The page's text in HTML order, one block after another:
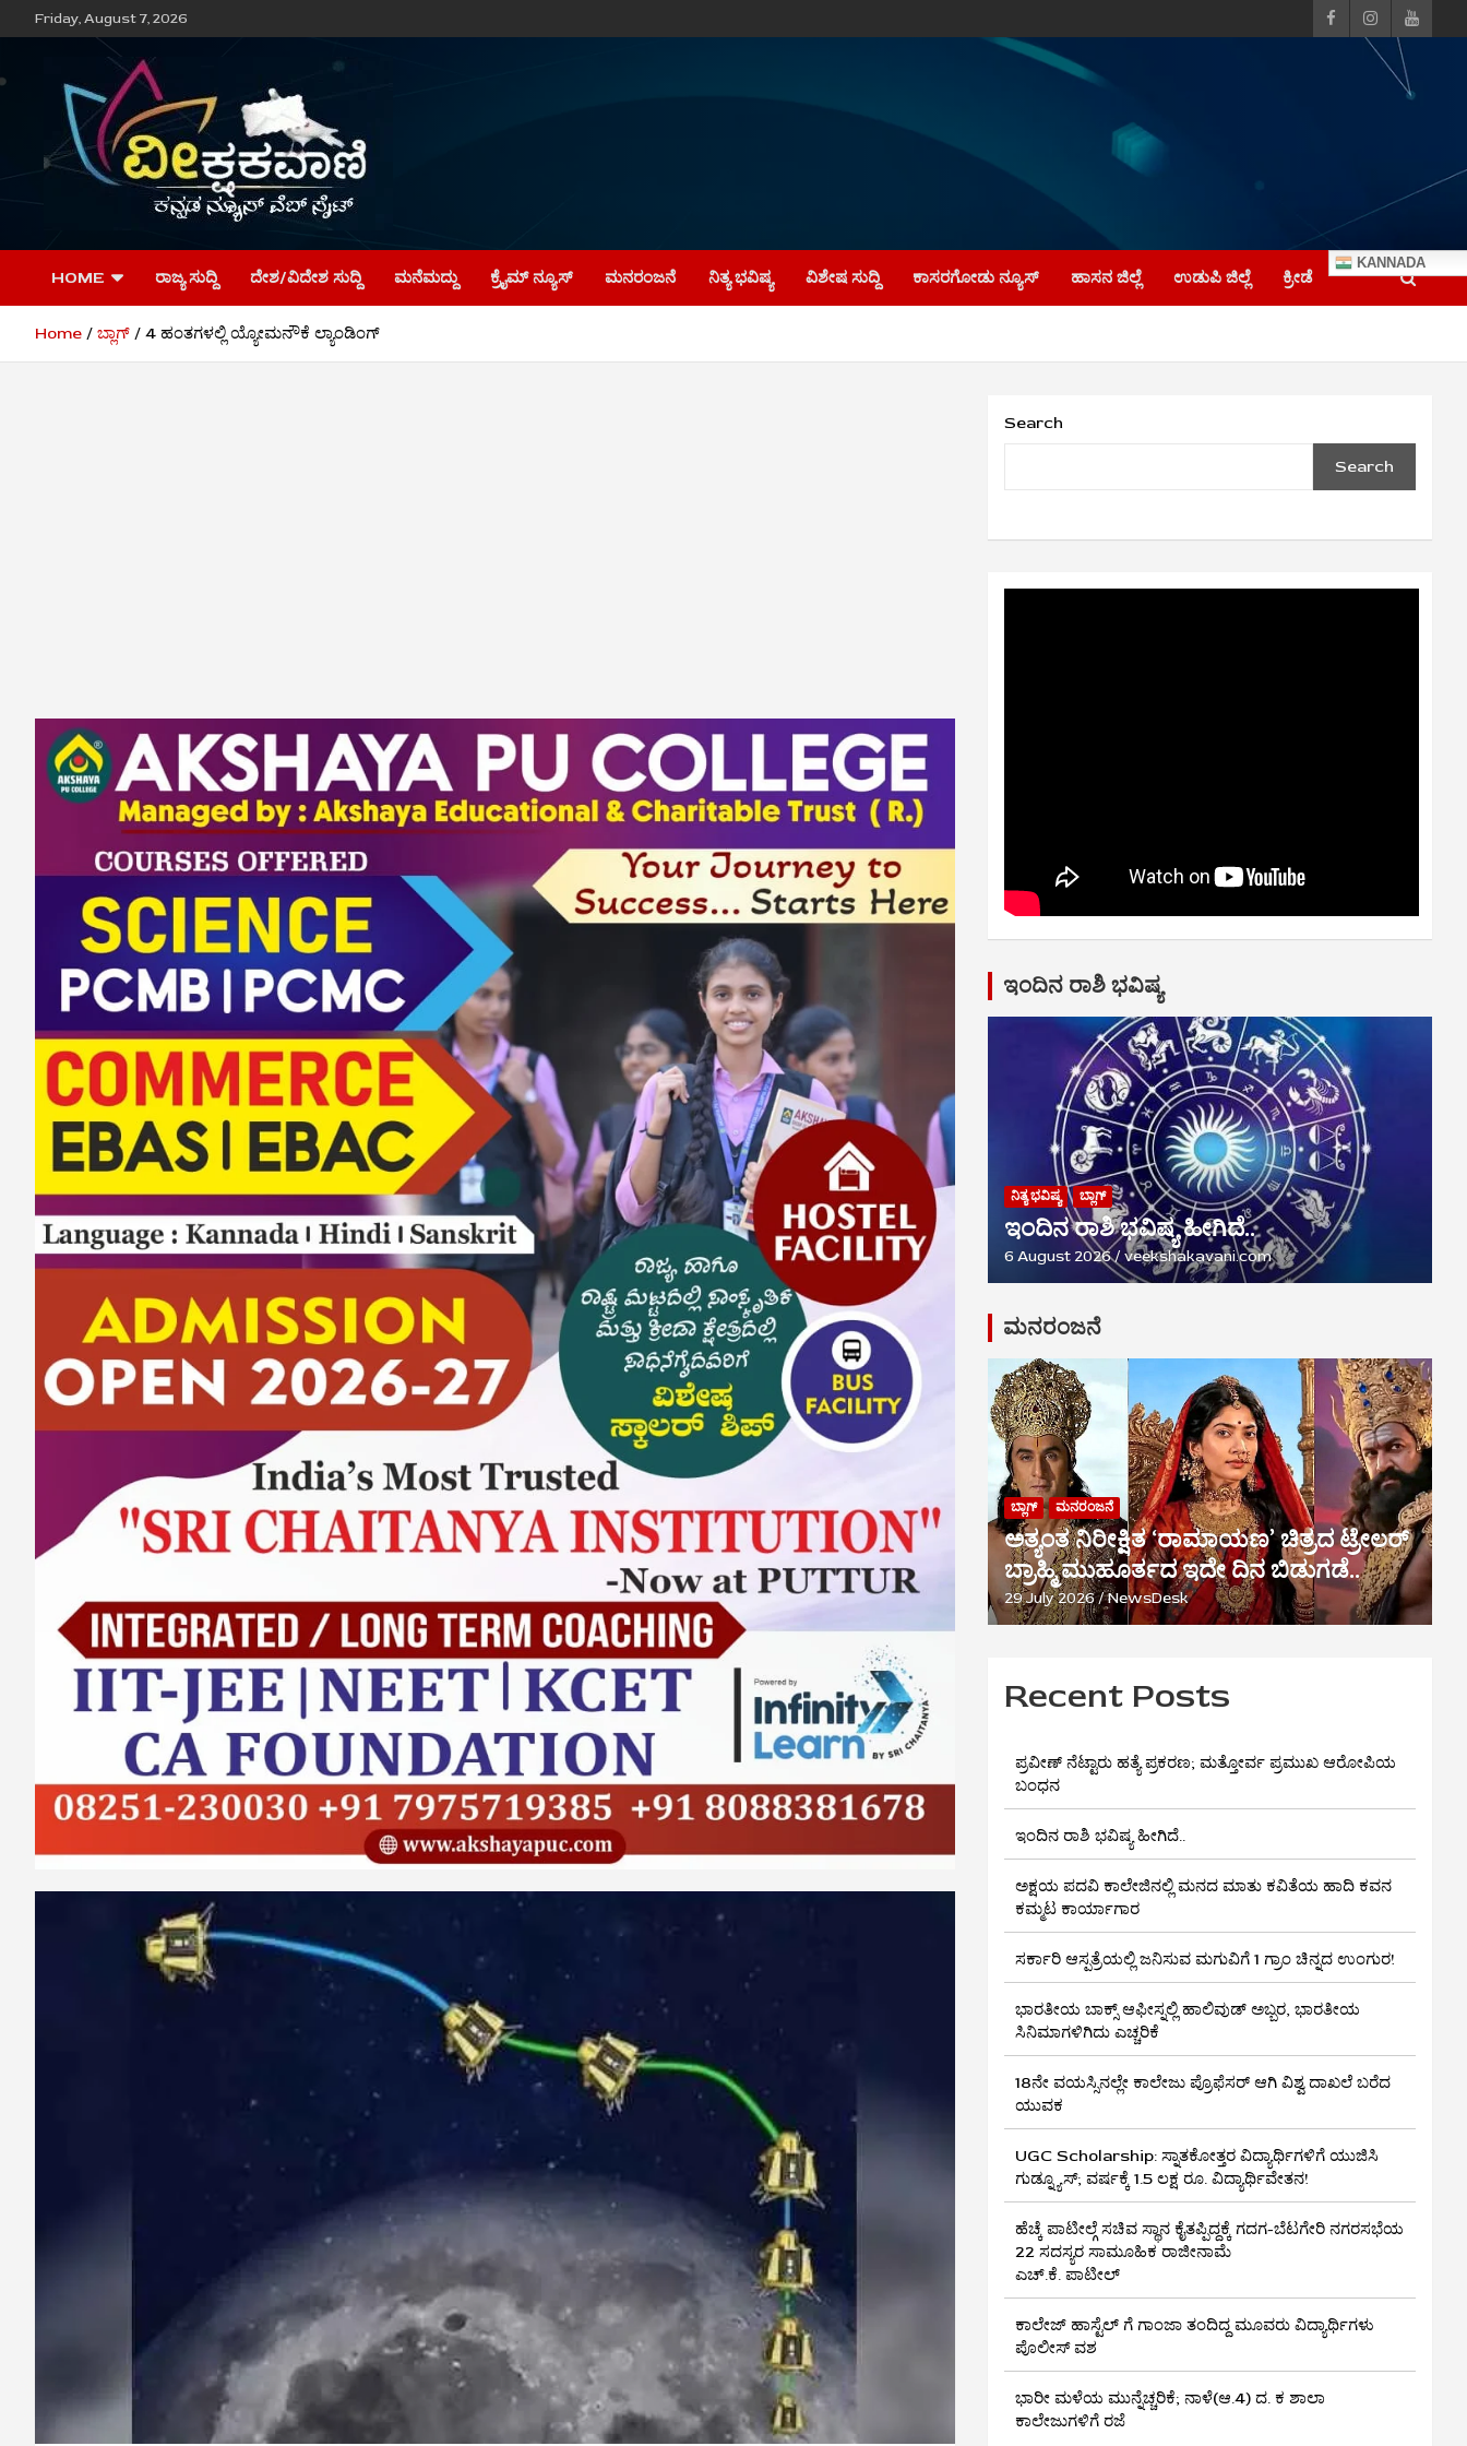
to
Friday, August 7, 2026
ವೀಕ್ಷಕವಾಣಿ
HOME ರಾಜ್ಯ ಸುದ್ದಿ ದೇಶ/ವಿದೇಶ ಸುದ್ದಿ ಮನೆಮದ್ದು ಕ್ರೈಮ್‌ ನ್ಯೂಸ್ ಮನರಂಜನೆ ನಿತ್ಯ ಭವಿಷ್ಯ ವಿಶೇಷ ಸುದ್ದಿ ಕಾಸರಗೋಡು ನ್ಯೂಸ್ ಹಾಸನ ಜಿಲ್ಲೆ ಉಡುಪಿ ಜಿಲ್ಲೆ ಕ್ರೀಡೆ
KANNADA
Home ಬ್ಲಾಗ್ 4 ಹಂತಗಳಲ್ಲಿ ಯ್ಯೋಮನೌಕೆ ಲ್ಯಾಂಡಿಂಗ್
Search
Search
ಇಂದಿನ ರಾಶಿ ಭವಿಷ್ಯ
ನಿತ್ಯ ಭವಿಷ್ಯ ಬ್ಲಾಗ್
ಇಂದಿನ ರಾಶಿ ಭವಿಷ್ಯ ಹೀಗಿದೆ..
6 August 2026 veekshakavani.com
ಮನರಂಜನೆ
ಬ್ಲಾಗ್ ಮನರಂಜನೆ
ಅತ್ಯಂತ ನಿರೀಕ್ಷಿತ ‘ರಾಮಾಯಣ’ ಚಿತ್ರದ ಟ್ರೇಲರ್
ಬ್ರಾಹ್ಮಿ ಮುಹೂರ್ತದ ಇದೇ ದಿನ ಬಿಡುಗಡೆ..
29 July 2026 NewsDesk
Recent Posts
ಪ್ರವೀಣ್ ನೆಟ್ಟಾರು ಹತ್ಯೆ ಪ್ರಕರಣ; ಮತ್ತೋರ್ವ ಪ್ರಮುಖ ಆರೋಪಿಯ
ಬಂಧನ
ಇಂದಿನ ರಾಶಿ ಭವಿಷ್ಯ ಹೀಗಿದೆ..
ಅಕ್ಷಯ ಪದವಿ ಕಾಲೇಜಿನಲ್ಲಿ ಮನದ ಮಾತು ಕವಿತೆಯ ಹಾದಿ ಕವನ
ಕಮ್ಮಟ ಕಾರ್ಯಾಗಾರ
ಸರ್ಕಾರಿ ಆಸ್ಪತ್ರೆಯಲ್ಲಿ ಜನಿಸುವ ಮಗುವಿಗೆ 1 ಗ್ರಾಂ ಚಿನ್ನದ ಉಂಗುರ!
ಭಾರತೀಯ ಬಾಕ್ಸ್ ಆಫೀಸ್ನಲ್ಲಿ ಹಾಲಿವುಡ್ ಅಬ್ಬರ, ಭಾರತೀಯ
ಸಿನಿಮಾಗಳಿಗಿದು ಎಚ್ಚರಿಕೆ
18ನೇ ವಯಸ್ಸಿನಲ್ಲೇ ಕಾಲೇಜು ಪ್ರೊಫೆಸರ್ ಆಗಿ ವಿಶ್ವ ದಾಖಲೆ ಬರೆದ
ಯುವಕ
UGC Scholarship: ಸ್ನಾತಕೋತ್ತರ ವಿದ್ಯಾರ್ಥಿಗಳಿಗೆ ಯುಜಿಸಿ
ಗುಡ್ನ್ಯೂಸ್; ವರ್ಷಕ್ಕೆ 1.5 ಲಕ್ಷ ರೂ. ವಿದ್ಯಾರ್ಥಿವೇತನ!
ಹೆಚ್ಕೆ ಪಾಟೀಲ್ಗೆ ಸಚಿವ ಸ್ಥಾನ ಕೈತಪ್ಪಿದ್ದಕ್ಕೆ ಗದಗ-ಬೆಟಗೇರಿ ನಗರಸಭೆಯ
22 ಸದಸ್ಯರ ಸಾಮೂಹಿಕ ರಾಜೀನಾಮೆ
ಎಚ್.ಕೆ. ಪಾಟೀಲ್
ಕಾಲೇಜ್ ಹಾಸ್ಟೆಲ್ ಗೆ ಗಾಂಜಾ ತಂದಿದ್ದ ಮೂವರು ವಿದ್ಯಾರ್ಥಿಗಳು
ಪೊಲೀಸ್ ವಶ
ಭಾರೀ ಮಳೆಯ ಮುನ್ನೆಚ್ಚರಿಕೆ; ನಾಳೆ(ಆ.4) ದ. ಕ ಶಾಲಾ
ಕಾಲೇಜುಗಳಿಗೆ ರಜೆ